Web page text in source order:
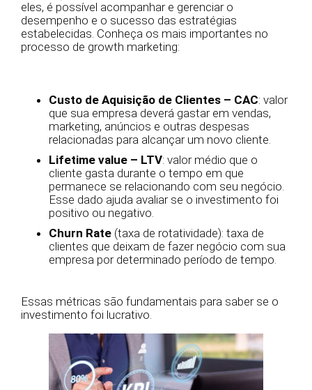
eles, é possível acompanhar e gerenciar o
desempenho e o sucesso das estratégias
estabelecidas. Conheça os mais importantes no
processo de growth marketing:
Custo de Aquisição de Clientes – CAC: valor
que sua empresa deverá gastar em vendas,
marketing, anúncios e outras despesas
relacionadas para alcançar um novo cliente.
Lifetime value – LTV: valor médio que o
cliente gasta durante o tempo em que
permanece se relacionando com seu negócio.
Esse dado ajuda avaliar se o investimento foi
positivo ou negativo.
Churn Rate (taxa de rotatividade): taxa de
clientes que deixam de fazer negócio com sua
empresa por determinado período de tempo.
Essas métricas são fundamentais para saber se o
investimento foi lucrativo.